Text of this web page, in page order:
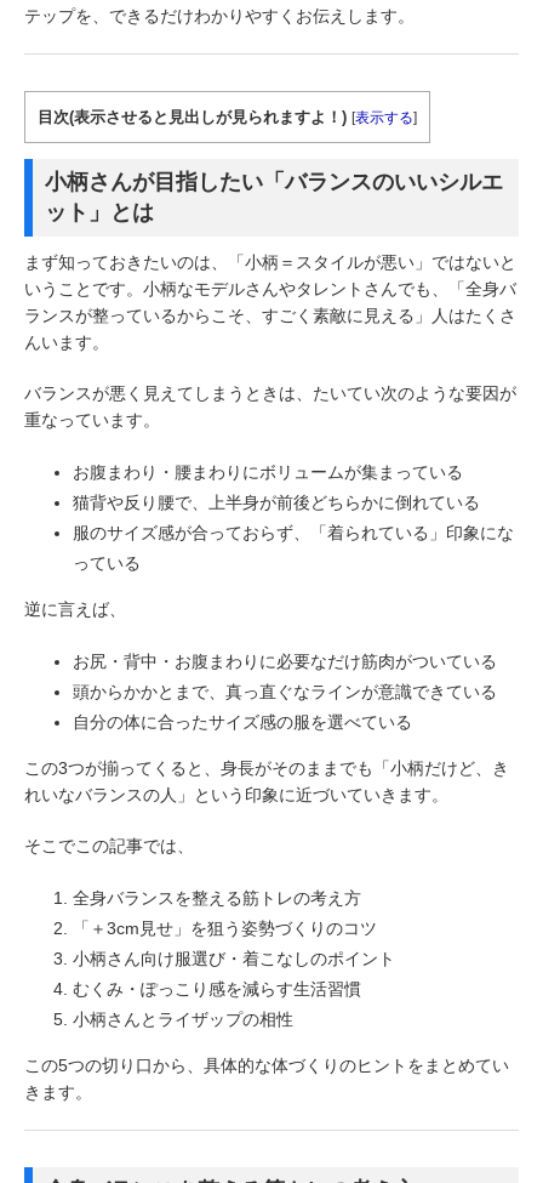
テップを、できるだけわかりやすくお伝えします。
目次(表示させると見出しが見られますよ！) [表示する]
小柄さんが目指したい「バランスのいいシルエ
ット」とは
まず知っておきたいのは、「小柄＝スタイルが悪い」ではないと
いうことです。小柄なモデルさんやタレントさんでも、「全身バ
ランスが整っているからこそ、すごく素敵に見える」人はたくさ
んいます。
バランスが悪く見えてしまうときは、たいてい次のような要因が
重なっています。
お腹まわり・腰まわりにボリュームが集まっている
猫背や反り腰で、上半身が前後どちらかに倒れている
服のサイズ感が合っておらず、「着られている」印象にな
っている
逆に言えば、
お尻・背中・お腹まわりに必要なだけ筋肉がついている
頭からかかとまで、真っ直ぐなラインが意識できている
自分の体に合ったサイズ感の服を選べている
この3つが揃ってくると、身長がそのままでも「小柄だけど、き
れいなバランスの人」という印象に近づいていきます。
そこでこの記事では、
全身バランスを整える筋トレの考え方
「＋3cm見せ」を狙う姿勢づくりのコツ
小柄さん向け服選び・着こなしのポイント
むくみ・ぽっこり感を減らす生活習慣
小柄さんとライザップの相性
この5つの切り口から、具体的な体づくりのヒントをまとめてい
きます。